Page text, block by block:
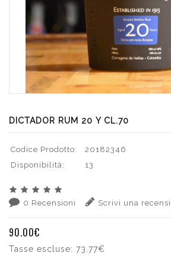
DICTADOR RUM 20 Y CL.70
Codice Prodotto:
20182346
Disponibilità:
13
0 Recensioni Scrivi una
90.00€
Tasse escluse: 73.77€